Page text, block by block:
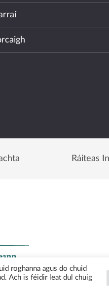
Ráiteas
roghanna agus do chuid
Ach is féidir leat dul chuig